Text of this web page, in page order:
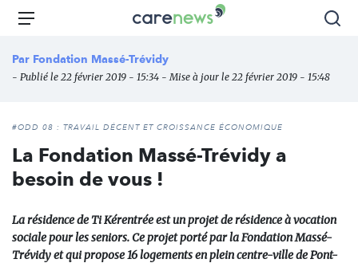
Aller
principal
Carenews,
média
des
l'engagement
Menu
Par Fondation Massé-Trévidy
- Publié le 22 février 2019 - 15:34 - Mise à jour le 22 février 2019 - 15:48
#ODD 08 : TRAVAIL DÉCENT ET CROISSANCE ÉCONOMIQUE
La Fondation Massé-Trévidy a
besoin de vous !
La résidence de Ti Kérentrée est un projet de résidence à vocation
sociale pour les seniors. Ce projet porté par la Fondation Massé-
Trévidy et qui propose 16 logements en plein centre-ville de Pont-